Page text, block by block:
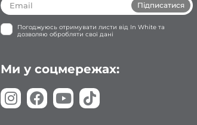
Підписатися
Погоджуюсь отримувати листи від In White та
дозволяю обробляти свої дані
Ми у соцмережах: